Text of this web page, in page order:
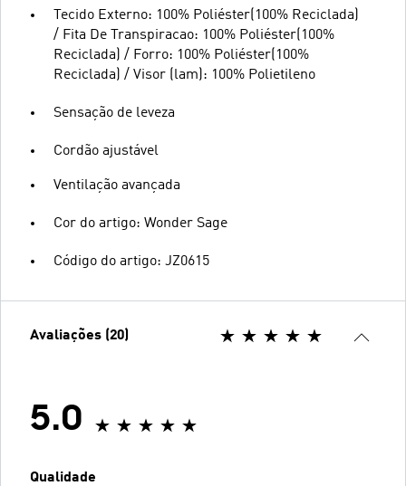
Tecido Externo: 100% Poliéster(100% Reciclada)
/ Fita De Transpiracao: 100% Poliéster(100%
Reciclada) / Forro: 100% Poliéster(100%
Reciclada) / Visor (lam): 100% Polietileno
Sensação de leveza
Cordão ajustável
Ventilação avançada
Cor do artigo: Wonder Sage
Código do artigo: JZ0615
Avaliações (20)
5.0
Qualidade